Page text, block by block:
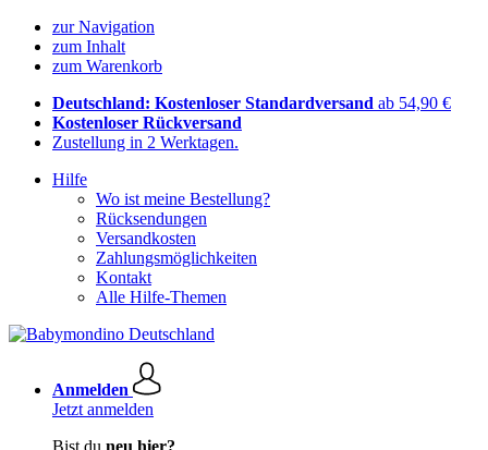
zur Navigation
zum Inhalt
zum Warenkorb
Deutschland: Kostenloser Standardversand ab 54,90 €
Kostenloser Rückversand
Zustellung in 2 Werktagen.
Hilfe
Wo ist meine Bestellung?
Rücksendungen
Versandkosten
Zahlungsmöglichkeiten
Kontakt
Alle Hilfe-Themen
Anmelden
Jetzt anmelden
Bist du neu hier?